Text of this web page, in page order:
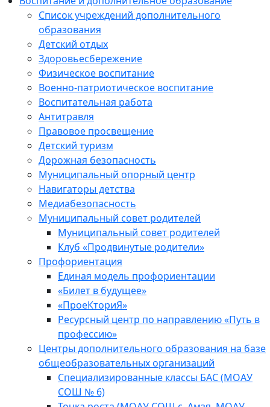
Список учреждений дополнительного
образования
Детский отдых
Здоровьесбережение
Физическое воспитание
Военно-патриотическое воспитание
Воспитательная работа
Антитравля
Правовое просвещение
Детский туризм
Дорожная безопасность
Муниципальный опорный центр
Навигаторы детства
Медиабезопасность
Мyниципальный совет родителей
Муниципальный совет родителей
Клуб «Продвинутые родители»
Профориентация
Единая модель профориентации
«Билет в будущее»
«ПроеКториЯ»
Ресурсный центр по направлению «Путь в
профессию»
Центры дополнительного образования на базе
общеобразовательных организаций
Специализированные классы БАС (МОАУ
СОШ № 6)